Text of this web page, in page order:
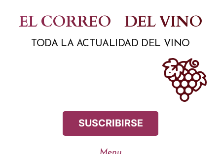
contenido
EL CORREO DEL VINO
TODA LA ACTUALIDAD DEL VINO
SUSCRIBIRSE